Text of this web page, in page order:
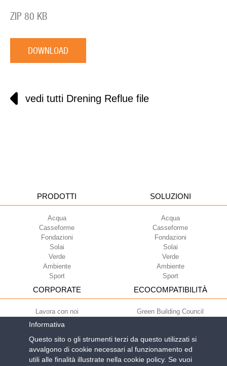
ZIP 80 KB
DOWNLOAD
vedi tutti Drening Reflue file
PRODOTTI
Acqua
Casseforme
Fondazioni
Solai
Verde
Ambiente
Sport
SOLUZIONI
Acqua
Casseforme
Fondazioni
Solai
Verde
Ambiente
Sport
CORPORATE
Lavora con noi
Termini di utilizzo
Newsletter
ECOCOMPATIBILITÀ
Green Building Council
Informativa
Questo sito o gli strumenti terzi da questo utilizzati si
avvalgono di cookie necessari al funzionamento ed
utili alle finalità illustrate nella cookie policy. Se vuoi